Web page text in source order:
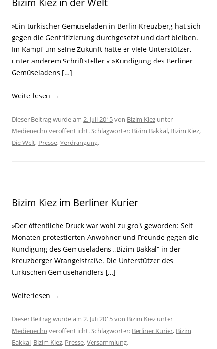
»Ein türkischer Gemüseladen in Berlin-Kreuzberg hat sich
gegen die Gentrifizierung durchgesetzt und darf bleiben.
Im Kampf um seine Zukunft hatte er viele Unterstützer,
unter anderem Schriftsteller.« »Kündigung des Berliner
Gemüseladens […]
Weiterlesen →
Dieser Beitrag wurde am 2. Juli 2015von Bizim Kiez unter
Medienecho veröffentlicht. Schlagwörter: Bizim Bakkal, Bizim Kiez,
Die Welt, Presse,Verdrängung.
Bizim Kiez im Berliner Kurier
»Der öffentliche Druck war wohl zu groß geworden: Seit
Monaten protestierten Anwohner und Freunde gegen die
Kündigung des Gemüseladens „Bizim Bakkal“ in der
Kreuzberger Wrangelstraße. Die Unterstützer des
türkischen Gemüsehändlers […]
Weiterlesen →
Dieser Beitrag wurde am 2. Juli 2015von Bizim Kiez unter
Medienecho veröffentlicht. Schlagwörter: Berliner Kurier, Bizim
Bakkal, Bizim Kiez, Presse,Versammlung.